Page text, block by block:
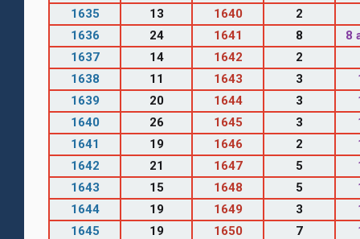
1635
13 1640
2
1636
24 1641 8
8
1637
14 1642
2
1638
11 1643 3
1639
20 1644 3
1640
26 1645 3
1641
19 1646 2
1642
21 1647 5
1643
15 1648 5
1644
19 1649 3
1645
19 1650 7